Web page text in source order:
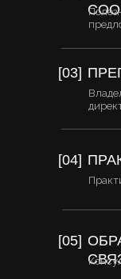
[04]
[03]
[05]